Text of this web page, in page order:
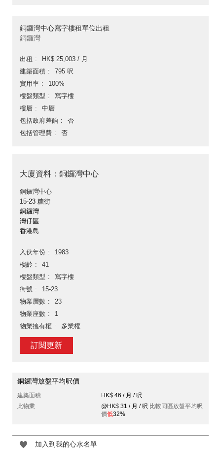
銅鑼灣中心寫字樓租單位出租
銅鑼灣
出租
HK$ 25,003 / 月
建築面積
795 呎
實用率
100%
樓盤類型
寫字樓
樓層
中層
包括政府差餉
否
包括管理費
否
大廈資料：銅鑼灣中心
銅鑼灣中心
15-23 糖街
銅鑼灣
灣仔區
香港島
入伙年份
1983
樓齡
41
樓盤類型
寫字樓
街號
15-23
物業層數
23
物業座數
1
物業擁有權
多業權
訂閱更新
銅鑼灣放盤平均呎價
建築面積
HK$ 46 / 月 / 呎
此物業
@HK$ 31 / 月 / 呎 比較同區放盤平均呎
價低32%
加入到我的心水名單